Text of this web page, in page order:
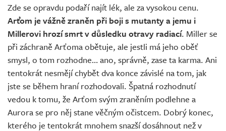
Zde se opravdu podaří najít lék, ale za vysokou cenu.
Arťom je vážně zraněn při boji s mutanty a jemu i
Millerovi hrozí smrt v důsledku otravy radiací. Miller se
při záchraně Arťoma obětuje, ale jestli má jeho oběť
smysl, o tom rozhodne… ano, správně, zase ta karma. Ani
tentokrát nesmějí chybět dva konce závislé na tom, jak
jste se během hraní rozhodovali. Špatná rozhodnutí
vedou k tomu, že Arťom svým zraněním podlehne a
Aurora se pro něj stane věčným očistcem. Dobrý konec,
kterého je tentokrát mnohem snazší dosáhnout než v